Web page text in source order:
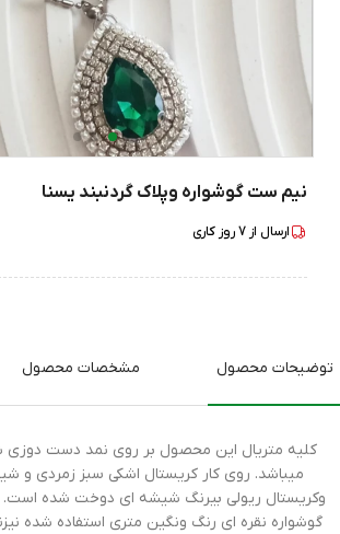
نیم ست گوشواره وپلاک گردنبند یسنا
ارسال از 7روز کاری
توضیحات محصول مشخصات محصول
کلیه متریال این محصول بر روی نمد دست دوزی
میباشد. روی کار کریستال اشکی سبز زمردی و
وکریستال ریولی بیرنگ شیشه ای دوخت شده است.
گوشواره نقره ای رنگ ونگین متری استفاده شده